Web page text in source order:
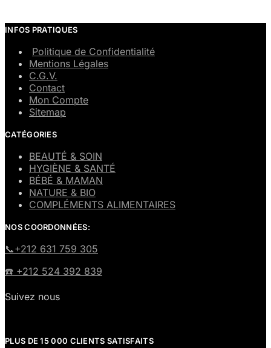
INFOS PRATIQUES
Politique de Confidentialité
Mentions Légales
C.G.V.
Contact
Mon Compte
Sitemap
CATÉGORIES
BEAUTÉ & SOIN
HYGIÈNE & SANTÉ
BÉBÉ & MAMAN
NATURE & BIO
COMPLÉMENTS ALIMENTAIRES
NOS COORDONNÉES:
​📞+212 631 759 305
☎️​ +212 524 392 839
Suivez nous
PLUS DE 15 000 CLIENTS SATISFAITS